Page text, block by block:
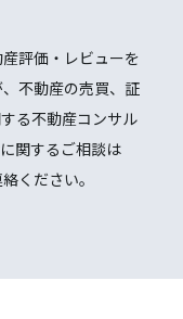
評価・レビューを
不動産の売買、証
る不動産コンサル
関するご相談は
ください。